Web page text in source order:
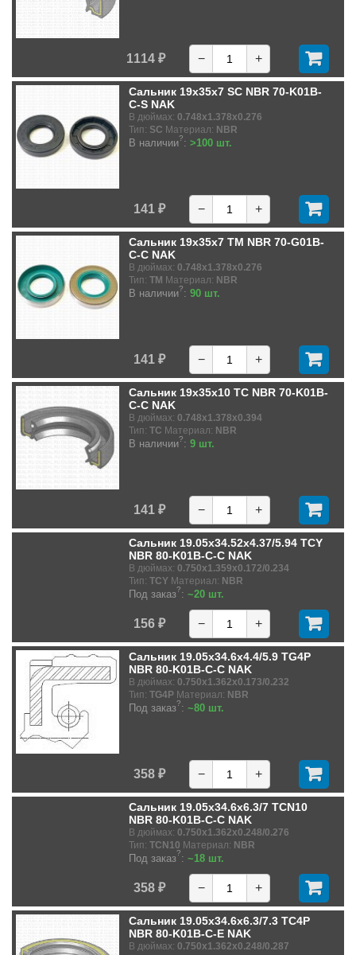
1114 ₽ − +
Сальник 19x35x7 SC NBR 70-K01B-
C-S NAK
В дюймах: 0.748x1.378x0.276
Тип: SC Материал: NBR
В наличии?: >100 шт.
141 ₽ − +
Сальник 19x35x7 TM NBR 70-G01B-
C-C NAK
В дюймах: 0.748x1.378x0.276
Тип: TM Материал: NBR
В наличии?: 90 шт.
141 ₽ − +
Сальник 19x35x10 TC NBR 70-K01B-
C-C NAK
В дюймах: 0.748x1.378x0.394
Тип: TC Материал: NBR
В наличии?: 9 шт.
141 ₽ − +
Сальник 19.05x34.52x4.37/5.94 TCY
NBR 80-K01B-C-C NAK
В дюймах: 0.750x1.359x0.172/0.234
Тип: TCY Материал: NBR
Под заказ?: ~20 шт.
156 ₽ − +
Сальник 19.05x34.6x4.4/5.9 TG4P
NBR 80-K01B-C-C NAK
В дюймах: 0.750x1.362x0.173/0.232
Тип: TG4P Материал: NBR
Под заказ?: ~80 шт.
358 ₽ − +
Сальник 19.05x34.6x6.3/7 TCN10
NBR 80-K01B-C-C NAK
В дюймах: 0.750x1.362x0.248/0.276
Тип: TCN10 Материал: NBR
Под заказ?: ~18 шт.
358 ₽ − +
Сальник 19.05x34.6x6.3/7.3 TC4P
NBR 80-K01B-C-E NAK
В дюймах: 0.750x1.362x0.248/0.287